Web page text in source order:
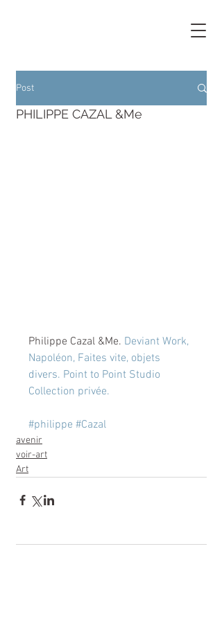
Post
PHILIPPE CAZAL &Me
Philippe Cazal &Me. Deviant Work,
Napoléon, Faites vite, objets
divers. Point to Point Studio
Collection privée.
#philippe #Cazal
avenir
voir-art
Art